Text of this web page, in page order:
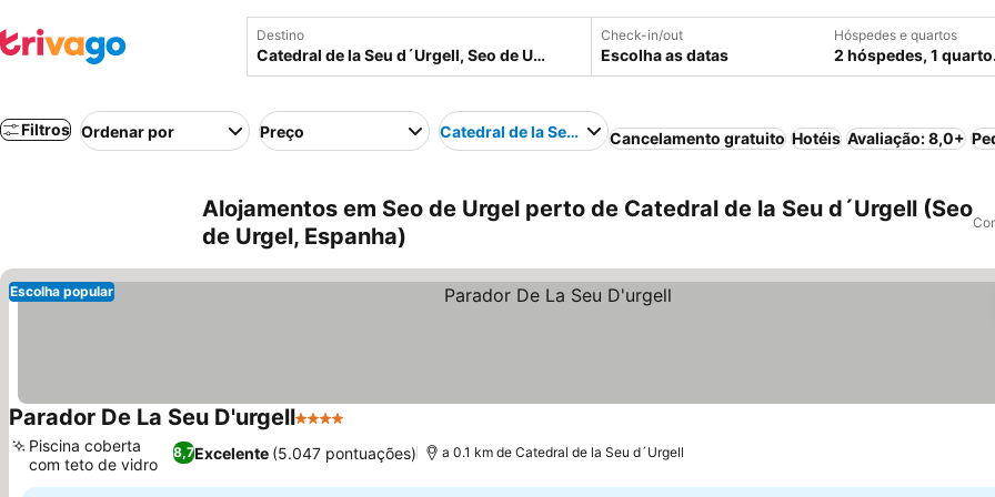
Destino Check-in/out
Escolha as datas
Hóspedes e quartos
2 hóspedes, 1 quarto.
Filtros Ordenar por Preço Catedral de la Seu d´UrgellCancelamento gratuito Hotéis Avaliação: 8,0+
Alojamentos em Seo de Urgel perto de Catedral de la Seu d´Urgell (Seo
de Urgel, Espanha)
Escolha popular
Parador De La Seu D'urgell4 Estrelas
8,7Excelente (5.047 pontuações)
Piscina coberta
com teto de vidro
a 0.1 km de Catedral de la Seu d´Urgell